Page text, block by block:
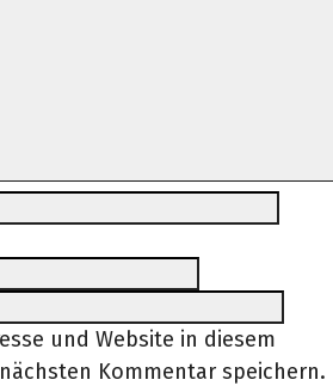
und Website in diesem
Kommentar speichern.